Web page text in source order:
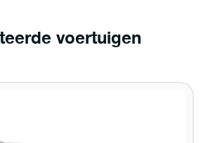
voertuigen